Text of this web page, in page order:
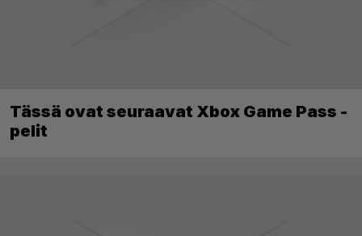
Tässä ovat seuraavat Xbox Game Pass -
pelit